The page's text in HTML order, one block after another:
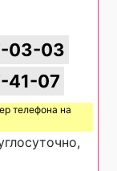
03-03
41-07
телефона на